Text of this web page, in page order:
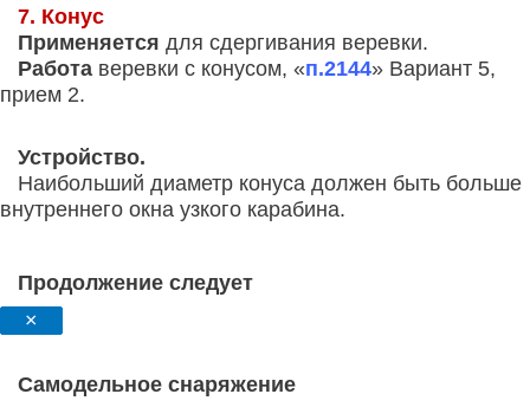
7. Конус
Применяется для сдергивания веревки.
Работа веревки с конусом, «п.2144» Вариант 5,
прием 2.
Устройство.
Наибольший диаметр конуса должен быть больше
внутреннего окна узкого карабина.
Продолжение следует
×
Самодельное снаряжение